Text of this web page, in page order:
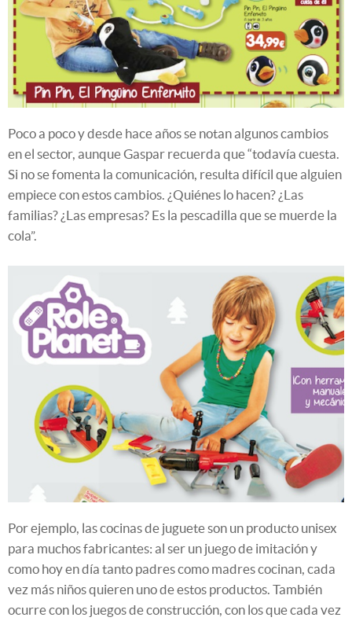
Poco a poco y desde hace años se notan algunos cambios
en el sector, aunque Gaspar recuerda que “todavía cuesta.
Si no se fomenta la comunicación, resulta difícil que alguien
empiece con estos cambios. ¿Quiénes lo hacen? ¿Las
familias? ¿Las empresas? Es la pescadilla que se muerde la
cola”.
Por ejemplo, las cocinas de juguete son un producto unisex
para muchos fabricantes: al ser un juego de imitación y
como hoy en día tanto padres como madres cocinan, cada
vez más niños quieren uno de estos productos. También
ocurre con los juegos de construcción, con los que cada vez